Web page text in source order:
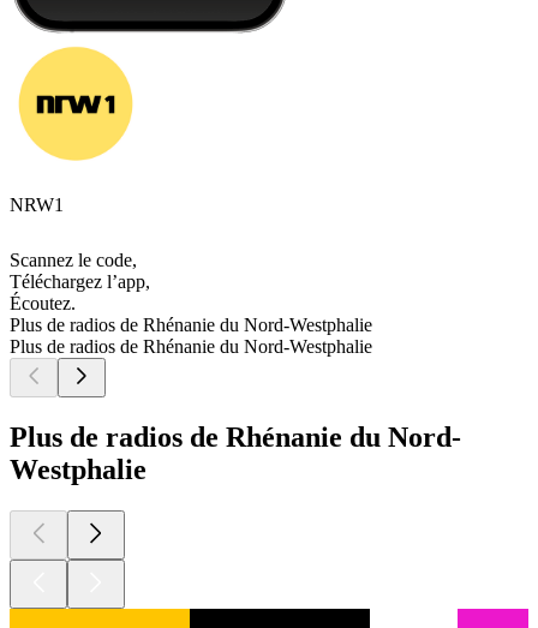
NRW1
Scannez le code,
Téléchargez l’app,
Écoutez.
Plus de radios de Rhénanie du Nord-Westphalie
Plus de radios de Rhénanie du Nord-Westphalie
Plus de radios de Rhénanie du Nord-
Westphalie